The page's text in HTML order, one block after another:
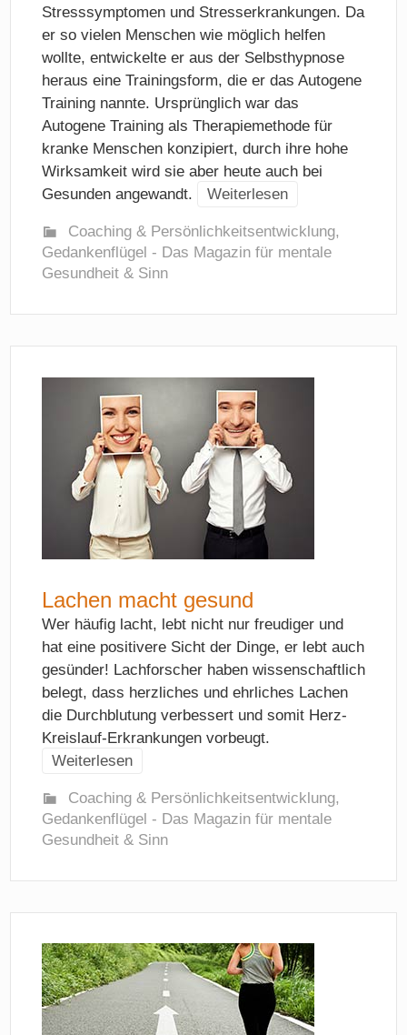
Stresssymptomen und Stresserkrankungen. Da
er so vielen Menschen wie möglich helfen
wollte, entwickelte er aus der Selbsthypnose
heraus eine Trainingsform, die er das Autogene
Training nannte. Ursprünglich war das
Autogene Training als Therapiemethode für
kranke Menschen konzipiert, durch ihre hohe
Wirksamkeit wird sie aber heute auch bei
Gesunden angewandt.
Weiterlesen
Coaching & Persönlichkeitsentwicklung,
Gedankenflügel - Das Magazin für mentale
Gesundheit & Sinn
Lachen macht gesund
Wer häufig lacht, lebt nicht nur freudiger und
hat eine positivere Sicht der Dinge, er lebt auch
gesünder! Lachforscher haben wissenschaftlich
belegt, dass herzliches und ehrliches Lachen
die Durchblutung verbessert und somit Herz-
Kreislauf-Erkrankungen vorbeugt.
Weiterlesen
Coaching & Persönlichkeitsentwicklung,
Gedankenflügel - Das Magazin für mentale
Gesundheit & Sinn